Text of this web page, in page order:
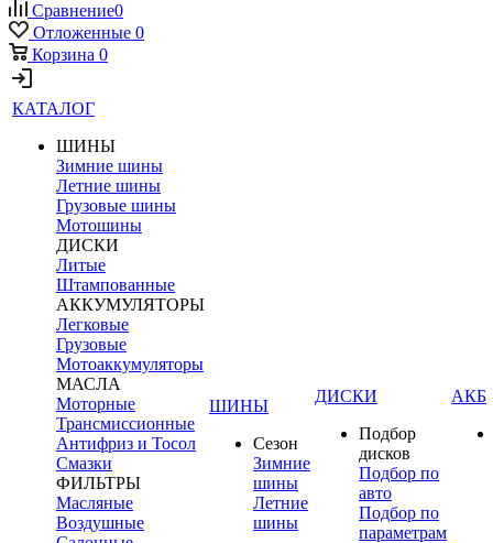
Сравнение0
Отложенные 0
Корзина 0
КАТАЛОГ
ШИНЫ
Зимние шины
Летние шины
Грузовые шины
Мотошины
ДИСКИ
Литые
Штампованные
АККУМУЛЯТОРЫ
Легковые
Грузовые
Мотоаккумуляторы
МАСЛА
Моторные
Трансмиссионные
Антифриз и Тосол
Смазки
ФИЛЬТРЫ
Масляные
Воздушные
ШИНЫ
Сезон
Зимние
шины
Летние
шины
ДИСКИ
Подбор
дисков
Подбор по
авто
Подбор по
параметрам
АКБ